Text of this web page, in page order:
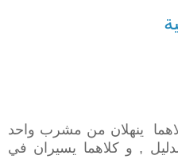
ينهلان من مشرب واحد
, و كلاهما يسيران في